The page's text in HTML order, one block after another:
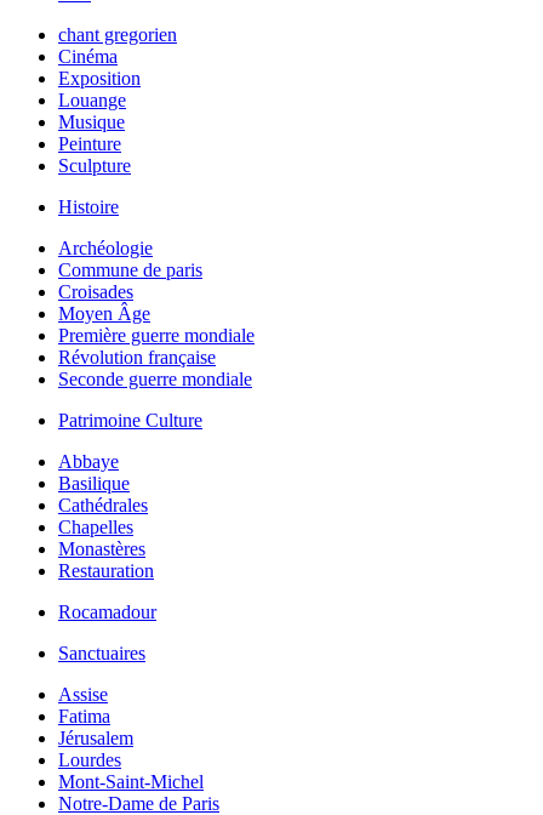
chant gregorien
Cinéma
Exposition
Louange
Musique
Peinture
Sculpture
Histoire
Archéologie
Commune de paris
Croisades
Moyen Âge
Première guerre mondiale
Révolution française
Seconde guerre mondiale
Patrimoine Culture
Abbaye
Basilique
Cathédrales
Chapelles
Monastères
Restauration
Rocamadour
Sanctuaires
Assise
Fatima
Jérusalem
Lourdes
Mont-Saint-Michel
Notre-Dame de Paris